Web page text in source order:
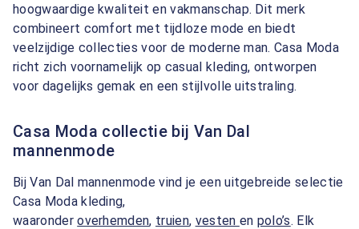
hoogwaardige kwaliteit en vakmanschap. Dit merk
combineert comfort met tijdloze mode en biedt
veelzijdige collecties voor de moderne man. Casa Moda
richt zich voornamelijk op casual kleding, ontworpen
voor dagelijks gemak en een stijlvolle uitstraling.
Casa Moda collectie bij Van Dal
mannenmode
Bij Van Dal mannenmode vind je een uitgebreide selectie
Casa Moda kleding,
waaronderoverhemden, truien, vesten en polo’s. Elk